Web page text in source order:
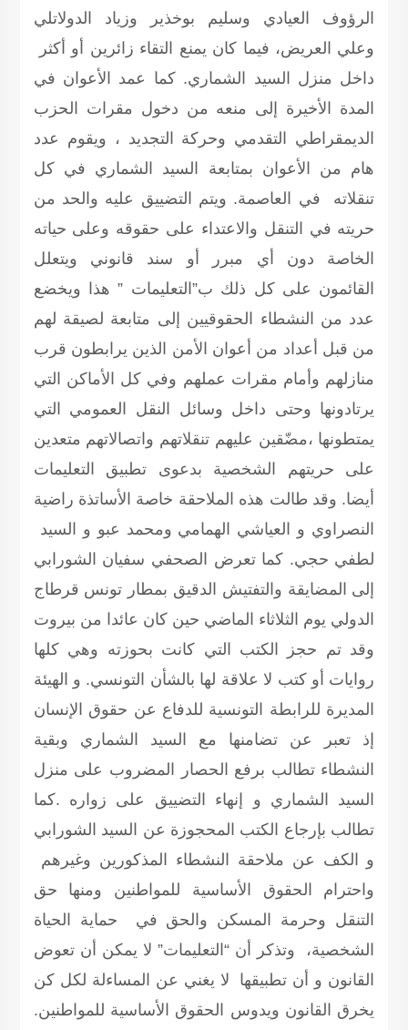
الرؤوف العيادي وسليم بوخذير وزياد الدولاتلي
وعلي العريض، فيما كان يمنع التقاء زائرين أو أكثر
داخل منزل السيد الشماري. كما عمد الأعوان في
المدة الأخيرة إلى منعه من دخول مقرات الحزب
الديمقراطي التقدمي وحركة التجديد ، ويقوم عدد
هام من الأعوان بمتابعة السيد الشماري في كل
تنقلاته في العاصمة. ويتم التضييق عليه والحد من
حريته في التنقل والاعتداء على حقوقه وعلى حياته
الخاصة دون أي مبرر أو سند قانوني ويتعلل
القائمون على كل ذلك ب”التعليمات ” هذا ويخضع
عدد من النشطاء الحقوقيين إلى متابعة لصيقة لهم
من قبل أعداد من أعوان الأمن الذين يرابطون قرب
منازلهم وأمام مقرات عملهم وفي كل الأماكن التي
يرتادونها وحتى داخل وسائل النقل العمومي التي
يمتطونها ،مضّقين عليهم تنقلاتهم واتصالاتهم متعدين
على حريتهم الشخصية بدعوى تطبيق التعليمات
أيضا. وقد طالت هذه الملاحقة خاصة الأساتذة راضية
النصراوي و العياشي الهمامي ومحمد عبو و السيد
لطفي حجي. كما تعرض الصحفي سفيان الشورابي
إلى المضايقة والتفتيش الدقيق بمطار تونس قرطاج
الدولي يوم الثلاثاء الماضي حين كان عائدا من بيروت
وقد تم حجز الكتب التي كانت بحوزته وهي كلها
روايات أو كتب لا علاقة لها بالشأن التونسي. و الهيئة
المديرة للرابطة التونسية للدفاع عن حقوق الإنسان
إذ تعبر عن تضامنها مع السيد الشماري وبقية
النشطاء تطالب برفع الحصار المضروب على منزل
السيد الشماري و إنهاء التضييق على زواره .كما
تطالب بإرجاع الكتب المحجوزة عن السيد الشورابي
و الكف عن ملاحقة النشطاء المذكورين وغيرهم
واحترام الحقوق الأساسية للمواطنين ومنها حق
التنقل وحرمة المسكن والحق في حماية الحياة
الشخصية، وتذكر أن “التعليمات” لا يمكن أن تعوض
القانون و أن تطبيقها لا يغني عن المساءلة لكل كن
يخرق القانون ويدوس الحقوق الأساسية للمواطنين.